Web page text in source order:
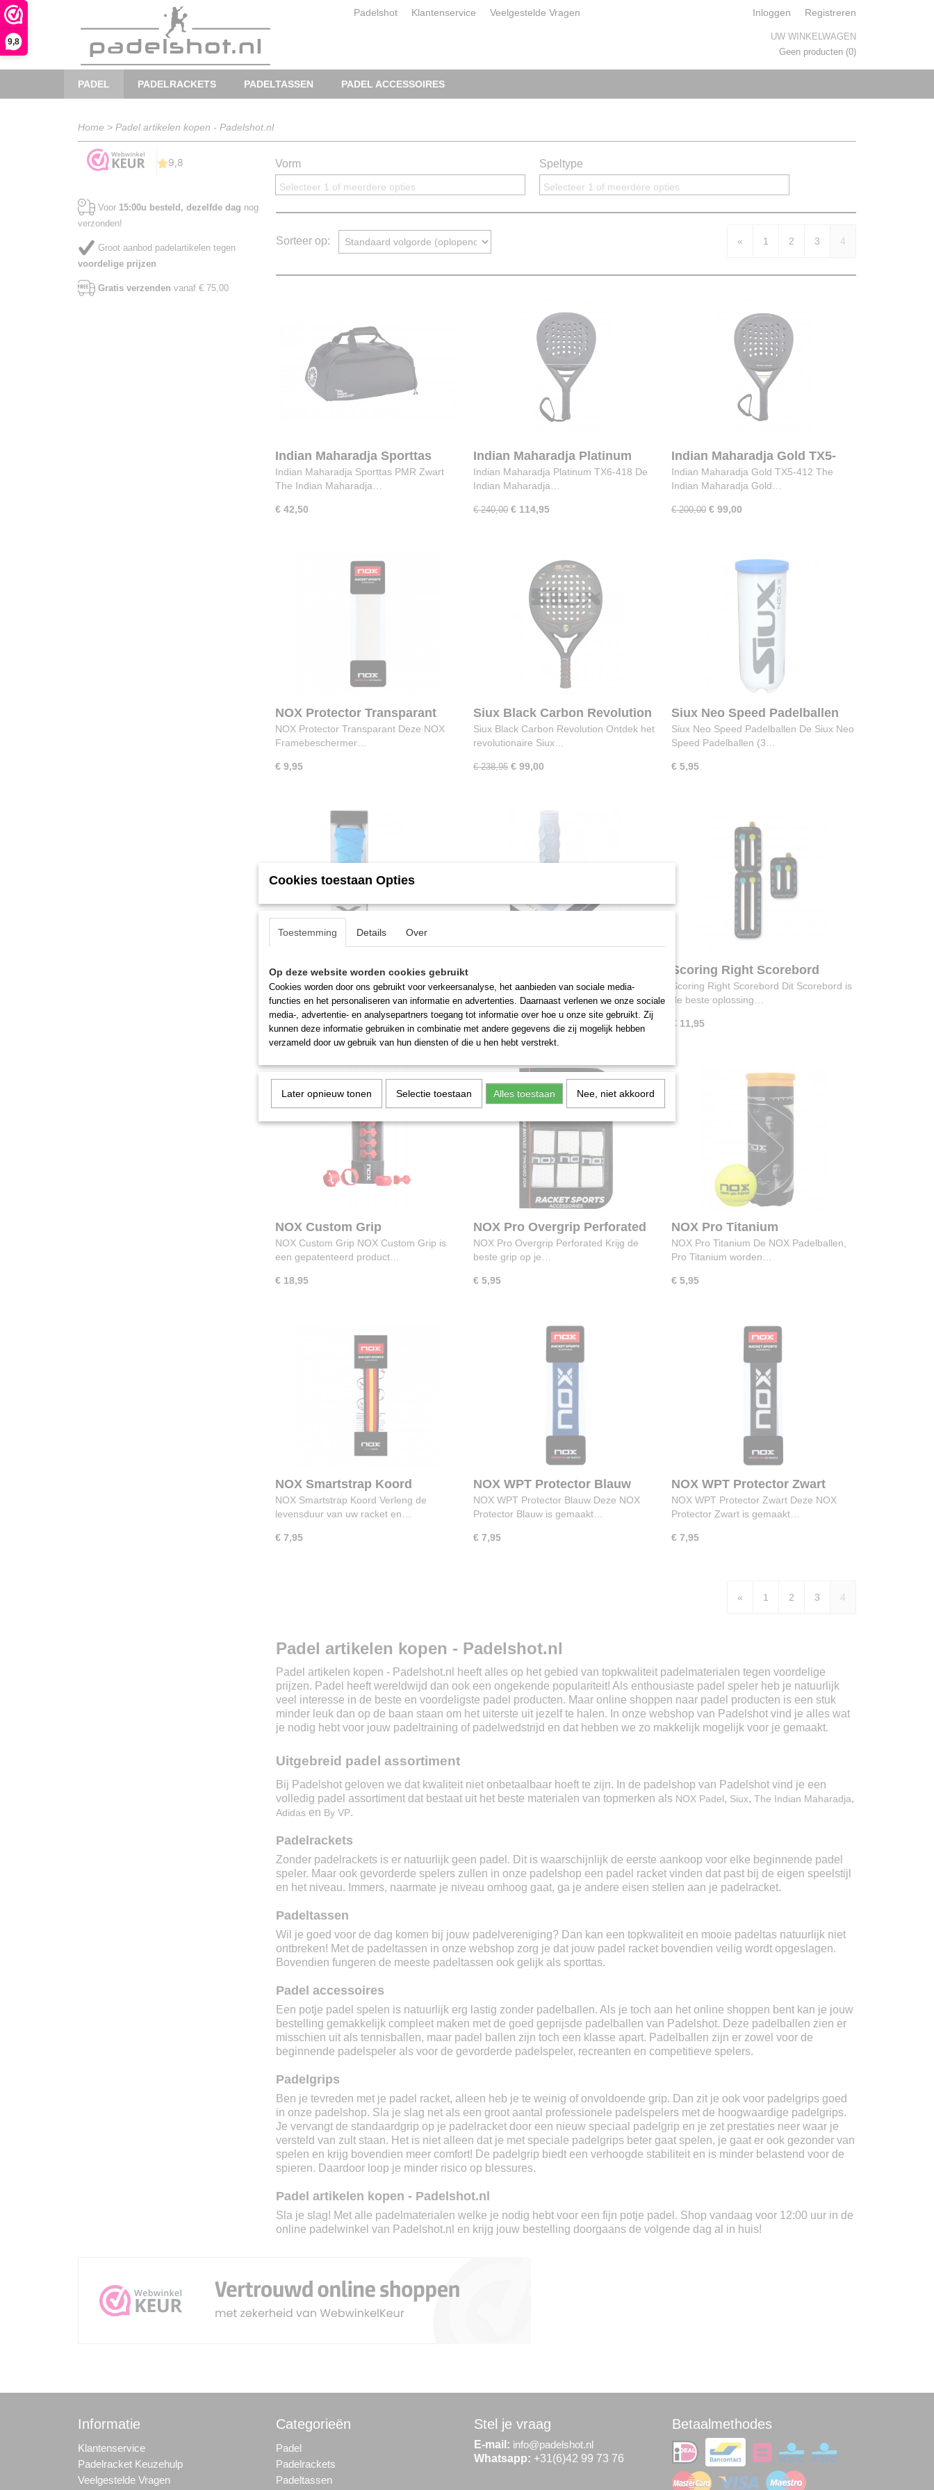
9,8
Padelshot Klantenservice Veelgestelde Vragen Inloggen Registreren
UW WINKELWAGEN
Geen producten (0)
PADEL PADELRACKETS PADELTASSEN PADEL ACCESSOIRES
Home > Padel artikelen kopen - Padelshot.nl
Voor 15:00u besteld, dezelfde dag nog
verzonden!
Groot aanbod padelartikelen tegen
voordelige prijzen
Gratis verzenden vanaf € 75,00
Vorm
Selecteer 1 of meerdere opties
Speltype
Selecteer 1 of meerdere opties
Sorteer op: « 1 2 3 4
Indian Maharadja Sporttas
PMR Zwart
Indian Maharadja Sporttas PMR Zwart
The Indian Maharadja…
€ 42,50
Indian Maharadja Platinum
TX6-418
Indian Maharadja Platinum TX6-418 De
Indian Maharadja…
€ 240,00 € 114,95
Indian Maharadja Gold TX5-
412
Indian Maharadja Gold TX5-412 The
Indian Maharadja Gold…
€ 200,00 € 99,00
NOX Protector Transparant
NOX Protector Transparant Deze NOX
Framebeschermer…
€ 9,95
Siux Black Carbon Revolution
3K
Siux Black Carbon Revolution Ontdek het
revolutionaire Siux…
€ 238,95 € 99,00
Siux Neo Speed Padelballen
Siux Neo Speed Padelballen De Siux Neo
Speed Padelballen (3…
€ 5,95
X-Grip Padelgrip
X-Grip Padelgrip De X-Grip is zacht en
elastisch, dit…
€ 19,95
HesaCore Tourgrip Padel De Hesacore
Tourgrip is een super…
€ 19,95
Scoring Right Scorebord
Scoring Right Scorebord Dit Scorebord is
de beste oplossing…
€ 11,95
NOX Custom Grip
NOX Custom Grip NOX Custom Grip is
een gepatenteerd product…
€ 18,95
NOX Pro Overgrip Perforated
NOX Pro Overgrip Perforated Krijg de
beste grip op je…
€ 5,95
NOX Pro Titanium
NOX Pro Titanium De NOX Padelballen,
Pro Titanium worden…
€ 5,95
NOX Smartstrap Koord
NOX Smartstrap Koord Verleng de
levensduur van uw racket en…
€ 7,95
NOX WPT Protector Blauw
NOX WPT Protector Blauw Deze NOX
Protector Blauw is gemaakt…
€ 7,95
NOX WPT Protector Zwart
NOX WPT Protector Zwart Deze NOX
Protector Zwart is gemaakt…
€ 7,95
« 1 2 3 4
Padel artikelen kopen - Padelshot.nl
Padel artikelen kopen - Padelshot.nl heeft alles op het gebied van topkwaliteit padelmaterialen tegen voordelige
prijzen. Padel heeft wereldwijd dan ook een ongekende populariteit! Als enthousiaste padel speler heb je natuurlijk
veel interesse in de beste en voordeligste padel producten. Maar online shoppen naar padel producten is een stuk
minder leuk dan op de baan staan om het uiterste uit jezelf te halen. In onze webshop van Padelshot vind je alles wat
je nodig hebt voor jouw padeltraining of padelwedstrijd en dat hebben we zo makkelijk mogelijk voor je gemaakt.
Uitgebreid padel assortiment
Bij Padelshot geloven we dat kwaliteit niet onbetaalbaar hoeft te zijn. In de padelshop van Padelshot vind je een
volledig padel assortiment dat bestaat uit het beste materialen van topmerken als NOX Padel, Siux, The Indian Maharadja,
Adidas en By VP.
Padelrackets
Zonder padelrackets is er natuurlijk geen padel. Dit is waarschijnlijk de eerste aankoop voor elke beginnende padel
speler. Maar ook gevorderde spelers zullen in onze padelshop een padel racket vinden dat past bij de eigen speelstijl
en het niveau. Immers, naarmate je niveau omhoog gaat, ga je andere eisen stellen aan je padelracket.
Padeltassen
Wil je goed voor de dag komen bij jouw padelvereniging? Dan kan een topkwaliteit en mooie padeltas natuurlijk niet
ontbreken! Met de padeltassen in onze webshop zorg je dat jouw padel racket bovendien veilig wordt opgeslagen.
Bovendien fungeren de meeste padeltassen ook gelijk als sporttas.
Padel accessoires
Een potje padel spelen is natuurlijk erg lastig zonder padelballen. Als je toch aan het online shoppen bent kan je jouw
bestelling gemakkelijk compleet maken met de goed geprijsde padelballen van Padelshot. Deze padelballen zien er
misschien uit als tennisballen, maar padel ballen zijn toch een klasse apart. Padelballen zijn er zowel voor de
beginnende padelspeler als voor de gevorderde padelspeler, recreanten en competitieve spelers.
Padelgrips
Ben je tevreden met je padel racket, alleen heb je te weinig of onvoldoende grip. Dan zit je ook voor padelgrips goed
in onze padelshop. Sla je slag net als een groot aantal professionele padelspelers met de hoogwaardige padelgrips.
Je vervangt de standaardgrip op je padelracket door een nieuw speciaal padelgrip en je zet prestaties neer waar je
versteld van zult staan. Het is niet alleen dat je met speciale padelgrips beter gaat spelen, je gaat er ook gezonder van
spelen en krijg bovendien meer comfort! De padelgrip biedt een verhoogde stabiliteit en is minder belastend voor de
spieren. Daardoor loop je minder risico op blessures.
Padel artikelen kopen - Padelshot.nl
Sla je slag! Met alle padelmaterialen welke je nodig hebt voor een fijn potje padel. Shop vandaag voor 12:00 uur in de
online padelwinkel van Padelshot.nl en krijg jouw bestelling doorgaans de volgende dag al in huis!
Informatie
Klantenservice
Padelracket Keuzehulp
Veelgestelde Vragen
Categorieën
Padel
Padelrackets
Padeltassen
Stel je vraag
E-mail: info@padelshot.nl
Whatsapp: +31(6)42 99 73 76
Betaalmethodes
Cookies toestaan Opties
Toestemming Details Over
Op deze website worden cookies gebruikt
Cookies worden door ons gebruikt voor verkeersanalyse, het aanbieden van sociale media-
functies en het personaliseren van informatie en advertenties. Daarnaast verlenen we onze sociale
media-, advertentie- en analysepartners toegang tot informatie over hoe u onze site gebruikt. Zij
kunnen deze informatie gebruiken in combinatie met andere gegevens die zij mogelijk hebben
verzameld door uw gebruik van hun diensten of die u hen hebt verstrekt.
Later opnieuw tonen Selectie toestaan Alles toestaan Nee, niet akkoord